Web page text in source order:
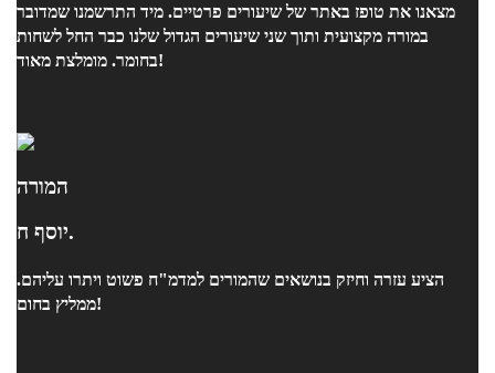
מצאנו את טופז באתר של שיעורים פרטיים. מיד התרשמנו שמדובר
במורה מקצועית ותוך שני שיעורים הגדול שלנו כבר החל לשחות
בחומר. מומלצת מאוד!
המורה
יוסף ח.
הציע עזרה וחיזק בנושאים שהמורים למדמ"ח פשוט ויתרו עליהם.
ממליץ בחום!